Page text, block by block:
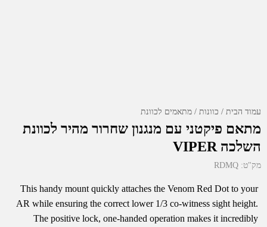
עמוד הבית כוונות מתאמים לכוונת
מתאם פיקטני עם מנגנון שחרור מהיר לכוונת
השלכה VIPER
מק"ט: RDMQ
This handy mount quickly attaches the Venom Red Dot to your
AR while ensuring the correct lower 1/3 co-witness sight height.
The positive lock, one-handed operation makes it incredibly